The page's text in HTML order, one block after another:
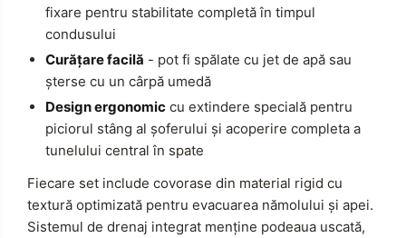
fixare pentru stabilitate completă în timpul
condusului
Curățare facilă - pot fi spălate cu jet de apă sau
șterse cu un cârpă umedă
Design ergonomic cu extindere specială pentru
piciorul stâng al șoferului și acoperire completa a
tunelului central în spate
Fiecare set include covorase din material rigid cu
textură optimizată pentru evacuarea nămolului și apei.
Sistemul de drenaj integrat menține podeaua uscată,